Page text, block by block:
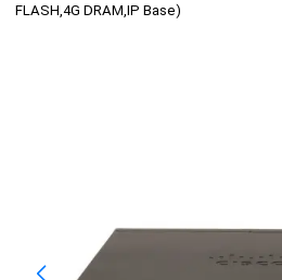
FLASH,4G DRAM,IP Base)